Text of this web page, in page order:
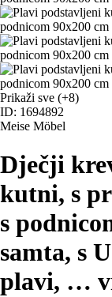
Prikaži sve (+8)
ID: 1694892
Meise Möbel
Dječji
kutni, s
s
samta, s
plavi, …